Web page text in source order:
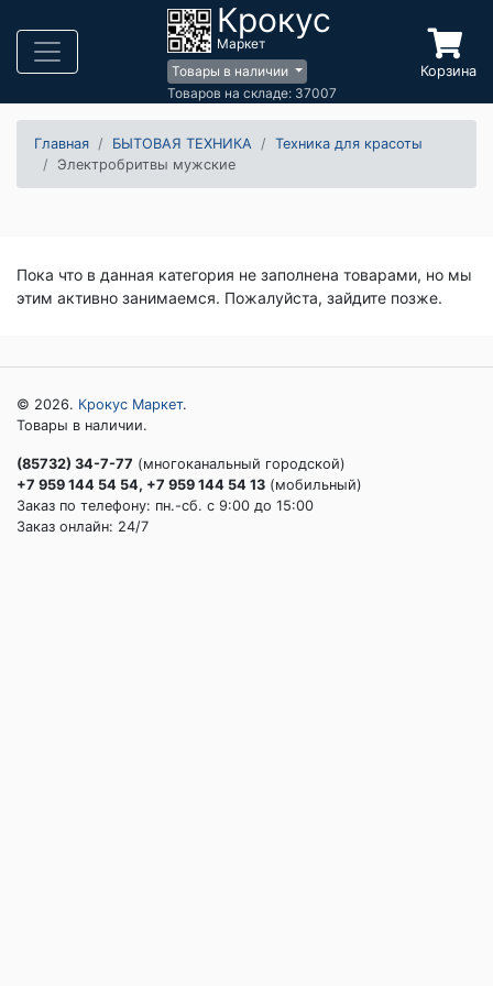
Крокус
Маркет
Товары в наличии
Товаров на складе: 37007
Корзина
Главная БЫТОВАЯ ТЕХНИКА
Техника для красоты
Электробритвы мужские
Пока что в данная категория не заполнена товарами, но мы
этим активно занимаемся. Пожалуйста, зайдите позже.
© 2026. Крокус Маркет.
Товары в наличии.
(85732) 34-7-77 (многоканальный городской)
+7 959 144 54 54, +7 959 144 54 13 (мобильный)
Заказ по телефону: пн.-сб. c 9:00 до 15:00
Заказ онлайн: 24/7